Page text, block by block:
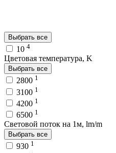
Выбрать все
10 4
Цветовая температура, K
Выбрать все
2800 1
3100 1
4200 1
6500 1
Световой поток на 1м, lm/m
Выбрать все
930 1